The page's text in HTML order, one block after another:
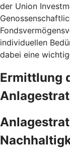
der Union
individuellen
dabei eine
Ermittlung